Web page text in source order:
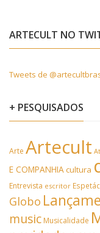
ARTECULT NO
Tweets de
+ PESQUISADOS
Arte Artecult
E COMPANHIA cultura
Entrevista escritor
Globo
music Musicalidade